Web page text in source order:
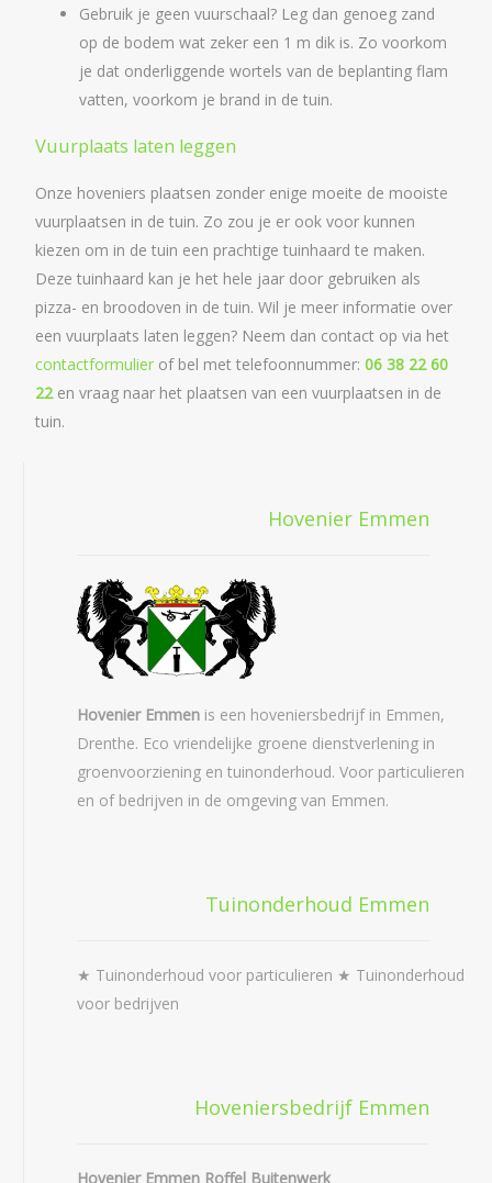
Gebruik je geen vuurschaal? Leg dan genoeg zand
op de bodem wat zeker een 1 m dik is. Zo voorkom
je dat onderliggende wortels van de beplanting flam
vatten, voorkom je brand in de tuin.
Vuurplaats laten leggen
Onze hoveniers plaatsen zonder enige moeite de mooiste
vuurplaatsen in de tuin. Zo zou je er ook voor kunnen
kiezen om in de tuin een prachtige tuinhaard te maken.
Deze tuinhaard kan je het hele jaar door gebruiken als
pizza- en broodoven in de tuin. Wil je meer informatie over
een vuurplaats laten leggen? Neem dan contact op via het
contactformulierof bel met telefoonnummer: 06 38 22 60
22en vraag naar het plaatsen van een vuurplaatsen in de
tuin.
Hovenier Emmen
Hovenier Emmen is een hoveniersbedrijf in Emmen,
Drenthe. Eco vriendelijke groene dienstverlening in
groenvoorziening en tuinonderhoud. Voor particulieren
en of bedrijven in de omgeving van Emmen.
Tuinonderhoud Emmen
★ Tuinonderhoud voor particulieren ★ Tuinonderhoud
voor bedrijven
Hoveniersbedrijf Emmen
Hovenier Emmen Roffel Buitenwerk